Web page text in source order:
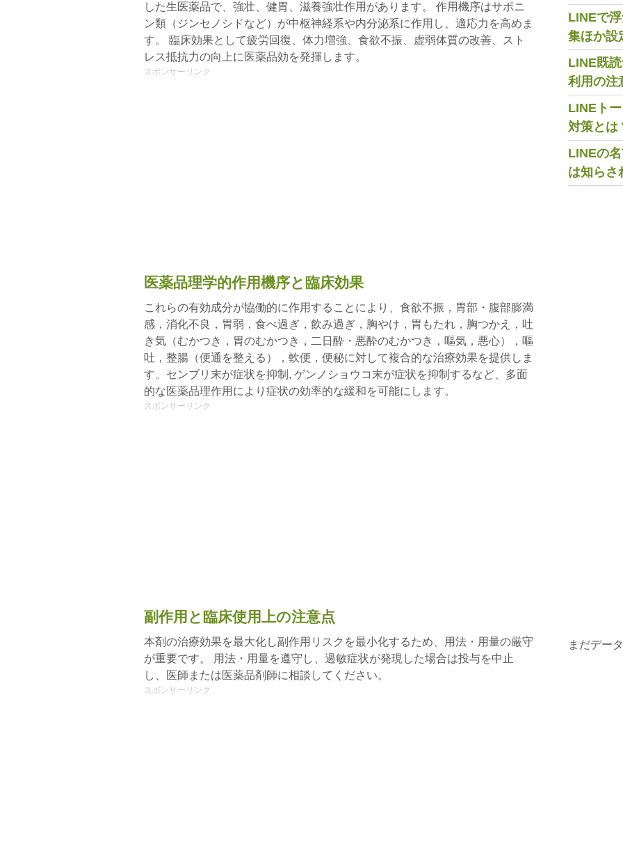
した生医薬品で、強壮、健胃、滋養強壮作用があります。 作用機序はサポニ
ン類（ジンセノシドなど）が中枢神経系や内分泌系に作用し、適応力を高めま
す。 臨床効果として疲労回復、体力増強、食欲不振、虚弱体質の改善、スト
レス抵抗力の向上に医薬品効を発揮します。
スポンサーリンク
医薬品理学的作用機序と臨床効果
これらの有効成分が協働的に作用することにより、食欲不振，胃部・腹部膨満
感，消化不良，胃弱，食べ過ぎ，飲み過ぎ，胸やけ，胃もたれ，胸つかえ，吐
き気（むかつき，胃のむかつき，二日酔・悪酔のむかつき，嘔気，悪心），嘔
吐，整腸（便通を整える），軟便，便秘に対して複合的な治療効果を提供しま
す。センブリ末が症状を抑制, ゲンノショウコ末が症状を抑制するなど、多面
的な医薬品理作用により症状の効率的な緩和を可能にします。
スポンサーリンク
副作用と臨床使用上の注意点
本剤の治療効果を最大化し副作用リスクを最小化するため、用法・用量の厳守
が重要です。 用法・用量を遵守し、過敏症状が発現した場合は投与を中止
し、医師または医薬品剤師に相談してください。
スポンサーリンク
LINEで
集ほか設
LINE既
利用の注
LINEト
対策とは
LINEの
は知らさ
まだデー